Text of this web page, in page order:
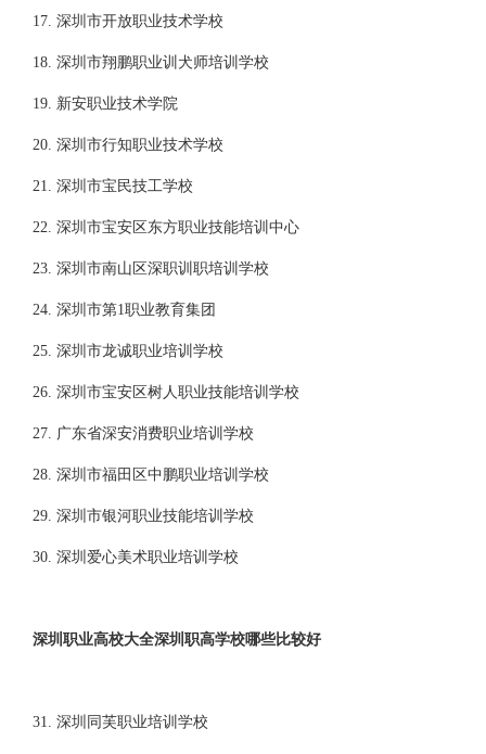
17. 深圳市开放职业技术学校
18. 深圳市翔鹏职业训犬师培训学校
19. 新安职业技术学院
20. 深圳市行知职业技术学校
21. 深圳市宝民技工学校
22. 深圳市宝安区东方职业技能培训中心
23. 深圳市南山区深职训职培训学校
24. 深圳市第1职业教育集团
25. 深圳市龙诚职业培训学校
26. 深圳市宝安区树人职业技能培训学校
27. 广东省深安消费职业培训学校
28. 深圳市福田区中鹏职业培训学校
29. 深圳市银河职业技能培训学校
30. 深圳爱心美术职业培训学校
深圳职业高校大全深圳职高学校哪些比较好
31. 深圳同芙职业培训学校